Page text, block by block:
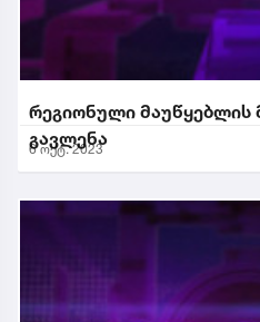
რეგიონული მაუწყებლის
გავლენა
6 ოქტ. 2023